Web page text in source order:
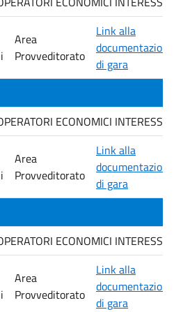
Area
Provveditorato
Link alla
documentazione
di gara
ECONOMICI
Area
Provveditorato
Link alla
documentazione
di gara
ECONOMICI
Area
Provveditorato
Link alla
documentazione
di gara